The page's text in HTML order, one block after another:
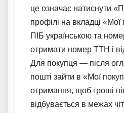
це означає натиснути
профілі на вкладці
ПІБ українською та
отримати номер ТТН і
Для покупця — після
пошті зайти в «Мої
отримання, щоб гроші
відбувається в межах